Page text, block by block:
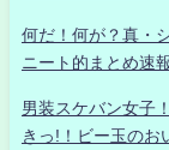
何だ！何が？真
ニート的まとめ速
男装スケバン女子
きっ!！ビー玉の